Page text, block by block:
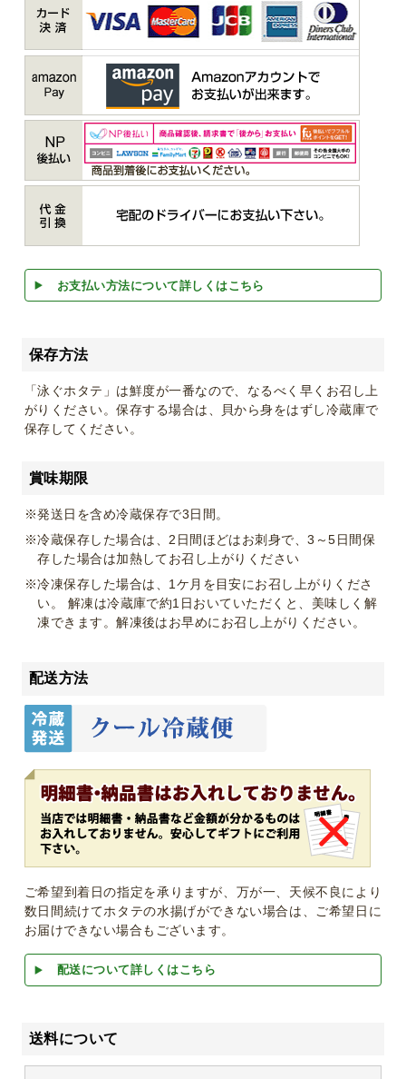
お支払い方法について詳しくはこちら
保存方法
「泳ぐホタテ」は鮮度が一番なので、なるべく早くお召し上
がりください。保存する場合は、貝から身をはずし冷蔵庫で
保存してください。
賞味期限
※発送日を含め冷蔵保存で3日間。
※冷蔵保存した場合は、2日間ほどはお刺身で、3～5日間保
存した場合は加熱してお召し上がりください
※冷凍保存した場合は、1ケ月を目安にお召し上がりくださ
い。 解凍は冷蔵庫で約1日おいていただくと、美味しく解
凍できます。解凍後はお早めにお召し上がりください。
配送方法
ご希望到着日の指定を承りますが、万が一、天候不良により
数日間続けてホタテの水揚げができない場合は、ご希望日に
お届けできない場合もございます。
配送について詳しくはこちら
送料について